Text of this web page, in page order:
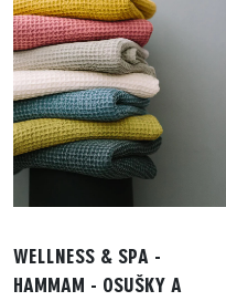
WELLNESS & SPA -
HAMMAM - OSUŠKY A